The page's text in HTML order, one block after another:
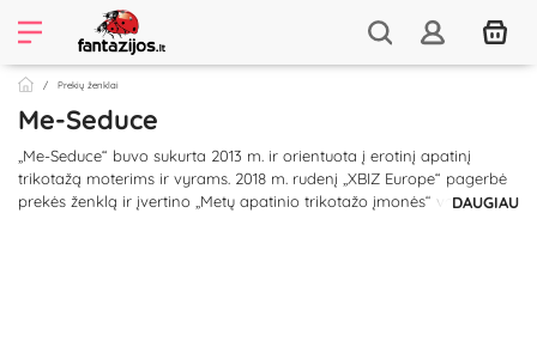
Prekių ženklai
Me-Seduce
„Me-Seduce“ buvo sukurta 2013 m. ir orientuota į erotinį apatinį
trikotažą moterims ir vyrams. 2018 m. rudenį „XBIZ Europe“ pagerbė
prekės ženklą ir įvertino „Metų apatinio trikotažo įmonės“ varduDAUGIAU